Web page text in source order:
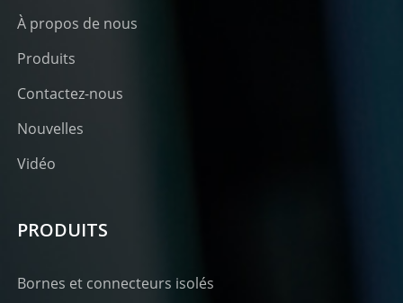
À propos de nous
Produits
Contactez-nous
Nouvelles
Vidéo
PRODUITS
Bornes et connecteurs isolés